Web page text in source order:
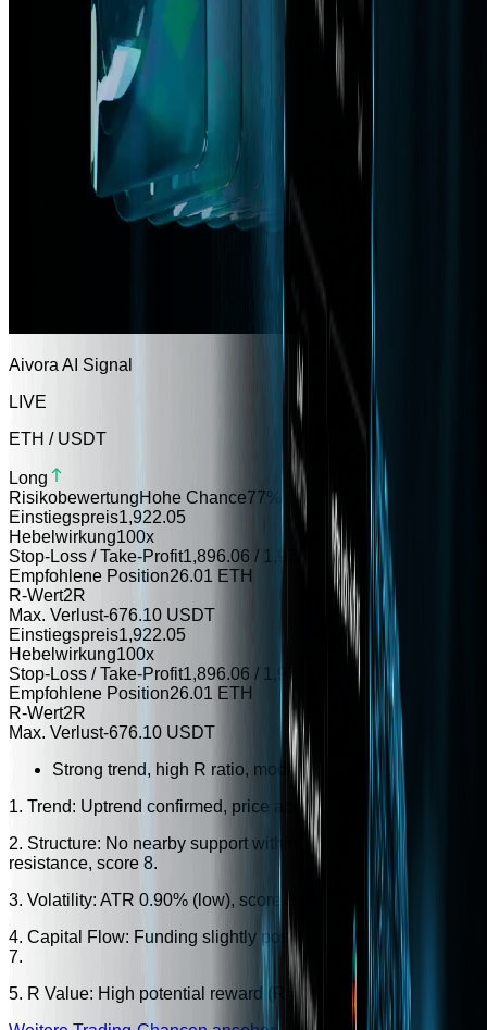
Aivora AI Signal
LIVE
ETH / USDT
Long
RisikobewertungHohe Chance77%
Einstiegspreis1,922.05
Hebelwirkung100x
Stop-Loss / Take-Profit1,896.06 / 1,974.07
Empfohlene Position26.01 ETH
R-Wert2R
Max. Verlust-676.10 USDT
Einstiegspreis1,922.05
Hebelwirkung100x
Stop-Loss / Take-Profit1,896.06 / 1,974.07
Empfohlene Position26.01 ETH
R-Wert2R
Max. Verlust-676.10 USDT
Strong trend, high R ratio, moderate volatility.
1. Trend: Uptrend confirmed, price above EMA20, score 25.
2. Structure: No nearby support within 2%, no nearby
resistance, score 8.
3. Volatility: ATR 0.90% (low), score 8.
4. Capital Flow: Funding slightly positive, volume down, score
7.
5. R Value: High potential reward (R=2.00), score 29.